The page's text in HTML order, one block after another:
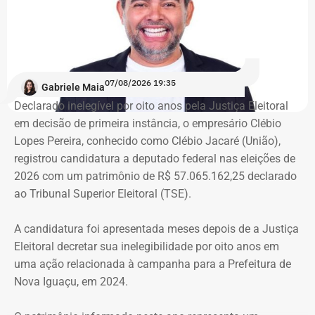
Integrante do Movimento de Luta nos Bairros, Vilas e
Favelas (MLB), dona Enita afirmou que o grupo de
ocupantes chegou ao atual prédio depois de sofrer quatro
“Nós já sofremos quatro despejos. O objetivo da
ocupação é justamente dar ao imóvel uma função social
que atenda as necessidades básicas das famílias. Desde
que eu entrei no MLB nunca faltou comida. Só o que falta
mesmo é um teto, um lar para morar. Queremos fazer
valer um direito constitucional que nunca foi cumprido”
A Central de Movimentos Populares do Rio de Janeiro
(CMPRJ) emitiu nota de apoio e solidariedade e lembrou
que as famílias lutam há anos pelo direito à moradia com
organização e resistência.
Gabriele Maia07/08/2026 19:35
Declarado inelegível por oito anos pela Justiça Eleitoral
em decisão de primeira instância, o empresário Clébio
Lopes Pereira, conhecido como Clébio Jacaré (União),
registrou candidatura a deputado federal nas eleições de
2026 com um patrimônio de R$ 57.065.162,25 declarado
ao Tribunal Superior Eleitoral (TSE).
A candidatura foi apresentada meses depois de a Justiça
Eleitoral decretar sua inelegibilidade por oito anos em
uma ação relacionada à campanha para a Prefeitura de
Nova Iguaçu, em 2024.